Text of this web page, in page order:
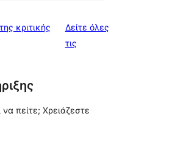
κριτικής
Δείτε όλες
τιςκριτικές
πείτε; Χρειάζεστε